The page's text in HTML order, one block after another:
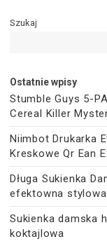
Szukaj
Ostatnie wpisy
Stumble Guys 5-
Cereal Killer
Niimbot Drukarka
Kreskowe Qr Ean
Długa Sukienka
efektowna stylowa
Sukienka damska
koktajlowa